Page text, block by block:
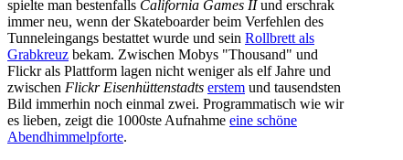
spielte man bestenfalls California Games IIund erschrak
immer neu, wenn der Skateboarder beim Verfehlen des
Tunneleingangs bestattet wurde und sein Rollbrett als
Grabkreuz bekam. Zwischen Mobys "Thousand" und
Flickr als Plattform lagen nicht weniger als elf Jahre und
zwischen Flickr Eisenhüttenstadts erstem und tausendsten
Bild immerhin noch einmal zwei. Programmatisch wie wir
es lieben, zeigt die 1000ste Aufnahme eine schöne
Abendhimmelpforte.